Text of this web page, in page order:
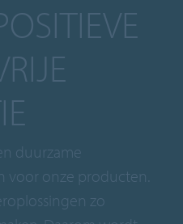
duurzame
voor onze producten.
zo